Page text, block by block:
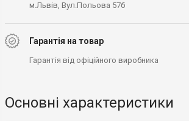
м.Львів, Вул.Польова 57б
Гарантія на товар
Гарантія від офіційного виробника
Основні характеристики